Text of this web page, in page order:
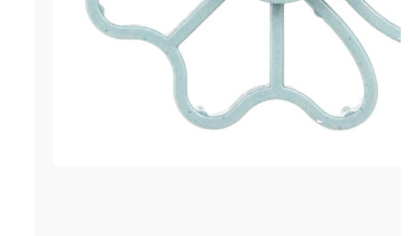
мм. Продаётся кратно
ОСТАВИТЬ ЗАЯВКУ